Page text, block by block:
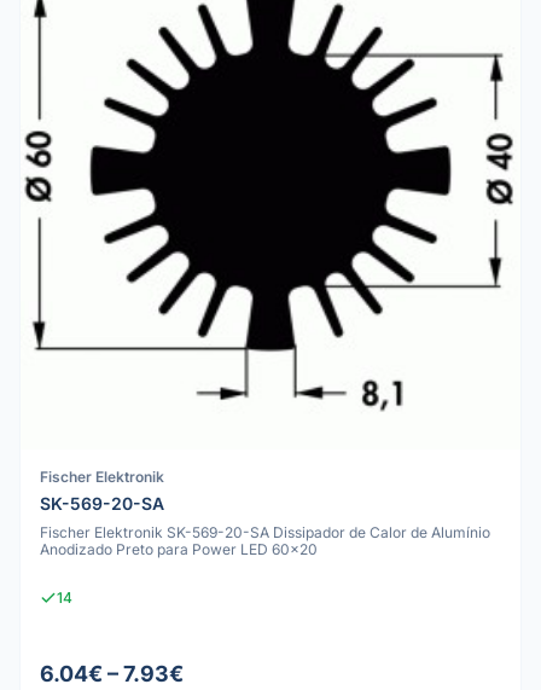
Fischer Elektronik
SK-569-20-SA
Fischer Elektronik SK-569-20-SA Dissipador de Calor de Alumínio
Anodizado Preto para Power LED 60x20
14
6.04€ – 7.93€